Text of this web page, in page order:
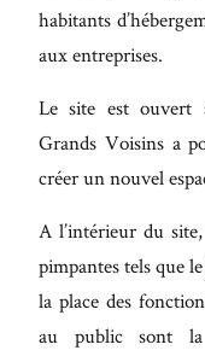
habitants
aux entreprises.
Le site est ouvert
Grands Voisins a
créer un nouvel
A l’intérieur du
pimpantes tels que
la place des
au public sont